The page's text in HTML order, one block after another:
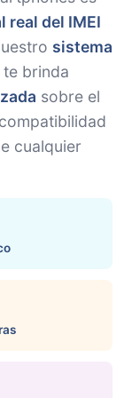
real del IMEI
sistema
te brinda
sobre el
cualquier